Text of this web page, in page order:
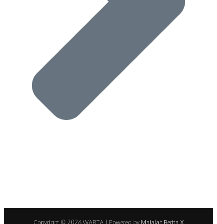
Copyright © 2026 WARTA | Powered by Majalah Berita X